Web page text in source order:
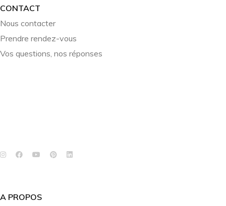
CONTACT
Nous contacter
Prendre rendez-vous
Vos questions, nos réponses
A PROPOS